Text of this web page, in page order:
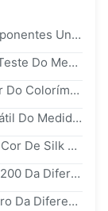
Colorímetro nh300 Acessório Dos Componentes Universais Líquidos Do Teste Do Medidor Da Diferença Da Cor Do Teste Da Cor
Componentes Universais Portáteis Do Teste Do Medidor Silk nh300 Da Diferença Da Cor Para O Pó Líquido
Medidor Silk nr200 Da Diferença Da Cor Do Colorímetro Da Precisão Com Valor Do Delta E Do LABORATÓRIO Do CIE
Calibração Manual Do Colorímetro Portátil Do Medidor nr200 Da Cor Da Pele Com Software Do PC
Iluminação Que Encontra O Medidor Da Cor De Silk Digitas Com Componente Universal Acessório Do Teste
Colorímetro Da Precisão Do Medidor nr200 Da Diferença Da Cor Do Espaço De Cor Do Laboratório Do CIE Com A Abertura Da Medida De 8mm
Medidor Portátil Frutta Prova Colorimetro Da Diferença Da Cor De Silk nr200 Com 8/D